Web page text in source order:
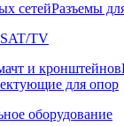
сетейРазъемы
TV
и кронштейнов
для опор
оборудование